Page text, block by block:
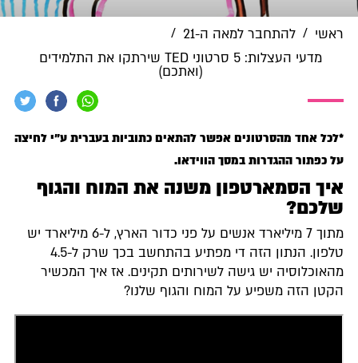
ראשי / להתחבר למאה ה-21
/
מדעי העצלות: 5 סרטוני TED שירתקו את התלמידים
(ואתכם)
*לכל אחד מהסרטונים אפשר להתאים כתוביות בעברית ע"י לחיצה
על כפתור ההגדרות במסך הווידאו.
איך הסמארטפון משנה את המוח והגוף
שלכם?
מתוך 7 מיליארד אנשים על פני כדור הארץ, ל-6 מיליארד יש
טלפון. הנתון הזה די מפתיע בהתחשב בכך שרק ל-4.5
מהאוכלוסיה יש גישה לשירותים תקינים. אז איך המכשיר
הקטן הזה משפיע על המוח והגוף שלנו?